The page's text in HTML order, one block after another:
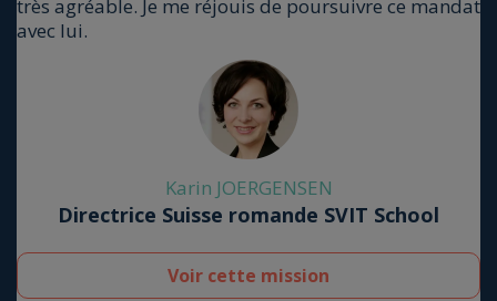
très agréable. Je me réjouis de pour­suivre ce man­dat
avec lui.
Karin JOERGENSEN
Directrice Suisse romande SVIT School
Voir cette mission